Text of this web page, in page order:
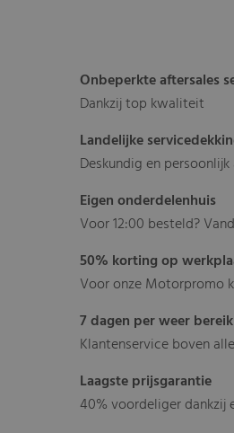
Onbeperkte aftersales
Dankzij top kwaliteit
Landelijke
Deskundig en
Eigen onderdelenhuis
Voor 12:00 besteld?
50% korting op
Voor onze Motorpromo
7 dagen per weer
Klantenservice boven
Laagste prijsgarantie
40% voordeliger dankzij